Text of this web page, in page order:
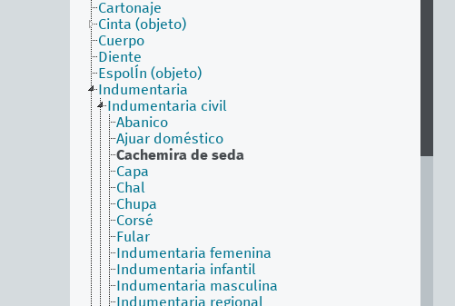
Cartonaje
Cinta (objeto)
Cuerpo
Diente
EspolÍn (objeto)
Indumentaria
Indumentaria civil
Abanico
Ajuar doméstico
Cachemira de seda
Capa
Chal
Chupa
Corsé
Fular
Indumentaria femenina
Indumentaria infantil
Indumentaria masculina
Indumentaria regional